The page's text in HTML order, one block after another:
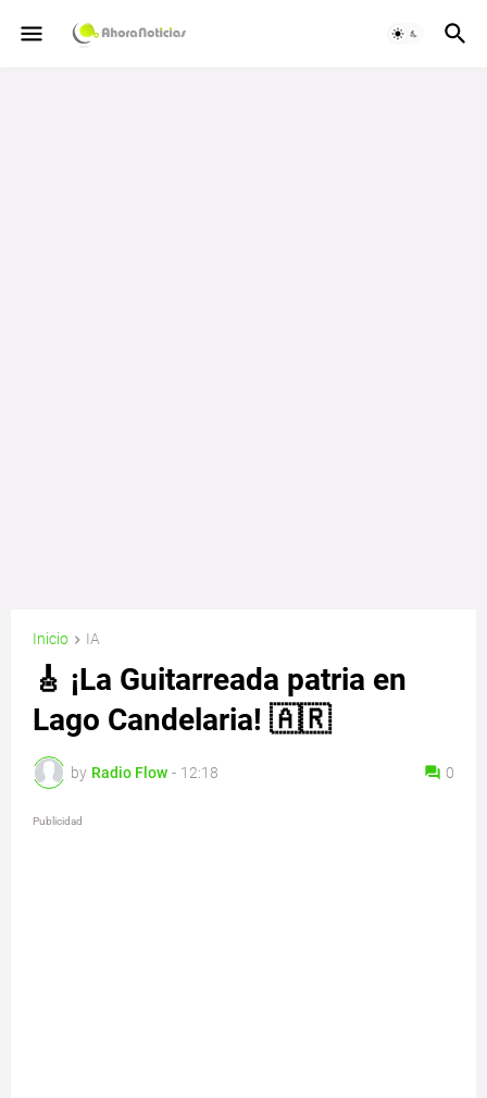
Inicio IA
🎸 ¡La Guitarreada patria en
Lago Candelaria! 🇦🇷
by Radio Flow - 12:18 0
Publicidad